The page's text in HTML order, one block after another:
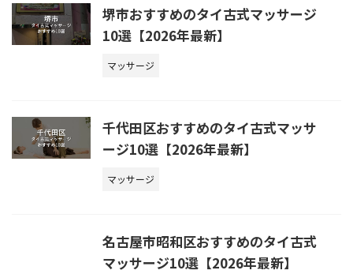
堺市おすすめのタイ古式マッサージ
10選【2026年最新】
マッサージ
千代田区おすすめのタイ古式マッサ
ージ10選【2026年最新】
マッサージ
名古屋市昭和区おすすめのタイ古式
マッサージ10選【2026年最新】